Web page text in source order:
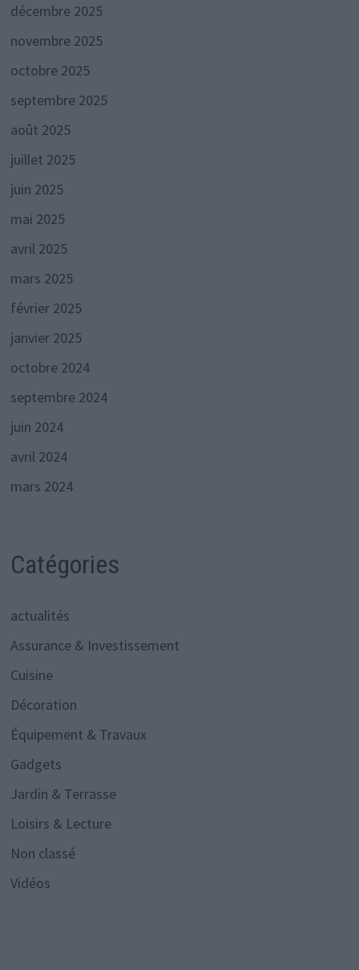
décembre 2025
novembre 2025
octobre 2025
septembre 2025
août 2025
juillet 2025
juin 2025
mai 2025
avril 2025
mars 2025
février 2025
janvier 2025
octobre 2024
septembre 2024
juin 2024
avril 2024
mars 2024
Catégories
actualités
Assurance & Investissement
Cuisine
Décoration
Équipement & Travaux
Gadgets
Jardin & Terrasse
Loisirs & Lecture
Non classé
Vidéos